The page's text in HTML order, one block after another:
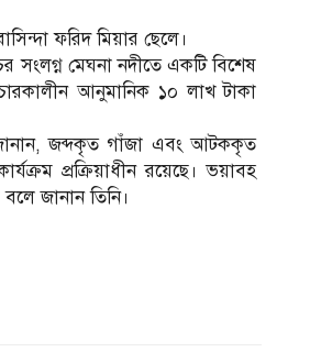
ফরিদ মিয়ার ছেলে।
সংলগ্ন মেঘনা নদীতে একটি বিশেষ
আনুমানিক ১০ লাখ টাকা
জানান, জব্দকৃত গাঁজা এবং আটককৃত
প্রক্রিয়াধীন রয়েছে। ভয়াবহ
জানান তিনি।